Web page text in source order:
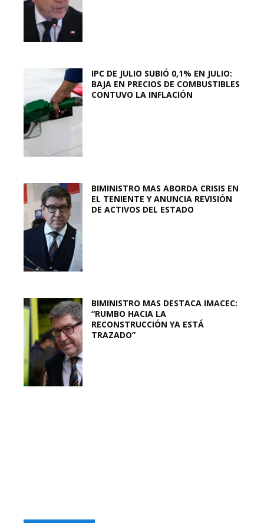
IPC DE JULIO SUBIÓ 0,1% EN JULIO:
BAJA EN PRECIOS DE COMBUSTIBLES
CONTUVO LA INFLACIÓN
BIMINISTRO MAS ABORDA CRISIS EN
EL TENIENTE Y ANUNCIA REVISIÓN
DE ACTIVOS DEL ESTADO
BIMINISTRO MAS DESTACA IMACEC:
“RUMBO HACIA LA
RECONSTRUCCIÓN YA ESTÁ
TRAZADO”